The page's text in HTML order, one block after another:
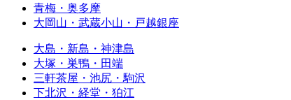
青梅・奥多摩
大岡山・武蔵小山・戸越銀座
大島・新島・神津島
大塚・巣鴨・田端
三軒茶屋・池尻・駒沢
下北沢・経堂・狛江